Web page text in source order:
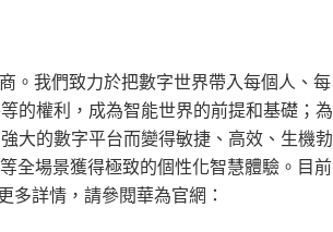
。我們致力於把數字世界帶入每個人、每
的權利，成為智能世界的前提和基礎；為
大的數字平台而變得敏捷、高效、生機勃
全場景獲得極致的個性化智慧體驗。目前
多詳情，請參閱華為官網：